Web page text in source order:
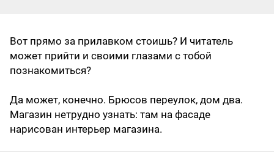
Вот прямо за прилавком стоишь? И читатель
может прийти и своими глазами с тобой
познакомиться?
Да может, конечно. Брюсов переулок, дом два.
Магазин нетрудно узнать: там на фасаде
нарисован интерьер магазина.